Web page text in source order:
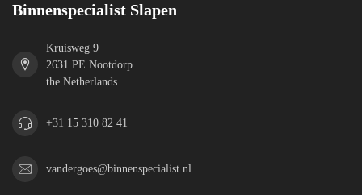
Binnenspecialist Slapen
Kruisweg 9
2631 PE Nootdorp
the Netherlands
+31 15 310 82 41
vandergoes@binnenspecialist.nl